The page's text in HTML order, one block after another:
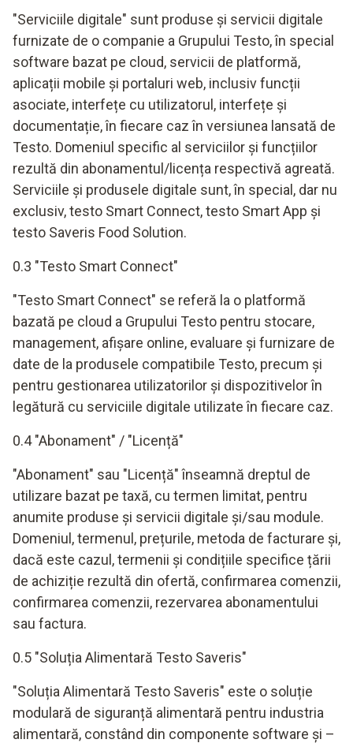
"Serviciile digitale" sunt produse și servicii digitale
furnizate de o companie a Grupului Testo, în special
software bazat pe cloud, servicii de platformă,
aplicații mobile și portaluri web, inclusiv funcții
asociate, interfețe cu utilizatorul, interfețe și
documentație, în fiecare caz în versiunea lansată de
Testo. Domeniul specific al serviciilor și funcțiilor
rezultă din abonamentul/licența respectivă agreată.
Serviciile și produsele digitale sunt, în special, dar nu
exclusiv, testo Smart Connect, testo Smart App și
testo Saveris Food Solution.
0.3 "Testo Smart Connect"
"Testo Smart Connect" se referă la o platformă
bazată pe cloud a Grupului Testo pentru stocare,
management, afișare online, evaluare și furnizare de
date de la produsele compatibile Testo, precum și
pentru gestionarea utilizatorilor și dispozitivelor în
legătură cu serviciile digitale utilizate în fiecare caz.
0.4 "Abonament" / "Licență"
"Abonament" sau "Licență" înseamnă dreptul de
utilizare bazat pe taxă, cu termen limitat, pentru
anumite produse și servicii digitale și/sau module.
Domeniul, termenul, prețurile, metoda de facturare și,
dacă este cazul, termenii și condițiile specifice țării
de achiziție rezultă din ofertă, confirmarea comenzii,
confirmarea comenzii, rezervarea abonamentului
sau factura.
0.5 "Soluția Alimentară Testo Saveris"
"Soluția Alimentară Testo Saveris" este o soluție
modulară de siguranță alimentară pentru industria
alimentară, constând din componente software și –